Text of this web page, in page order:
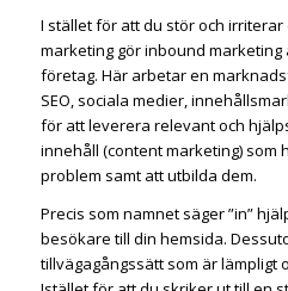
I stället för att du stör och
marketing gör inbound
företag. Här arbetar en
SEO, sociala medier,
för att leverera relevant och
innehåll (content marketing) som
problem samt att utbilda dem.
Precis som namnet säger ”in”
besökare till din hemsida.
tillvägagångssätt som är lämpligt